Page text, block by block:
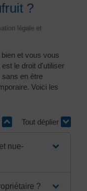
?
légale et
et vous vous
le droit d'utiliser
sans en être
Voici les
Tout déplier
nue-
?